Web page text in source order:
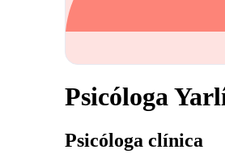
Psicóloga
Psicóloga clínica